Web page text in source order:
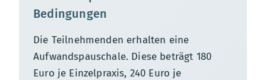
Bedingungen
Die Teilnehmenden erhalten eine
Aufwandspauschale. Diese beträgt 180
Euro je Einzelpraxis, 240 Euro je